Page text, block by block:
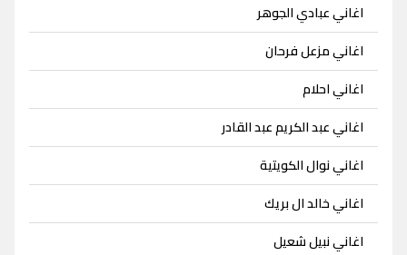
اغاني عبادي الجوهر
اغاني مزعل فرحان
اغاني احلام
اغاني عبد الكريم عبد القادر
اغاني نوال الكويتية
اغاني خالد ال بريك
اغاني نبيل شعيل